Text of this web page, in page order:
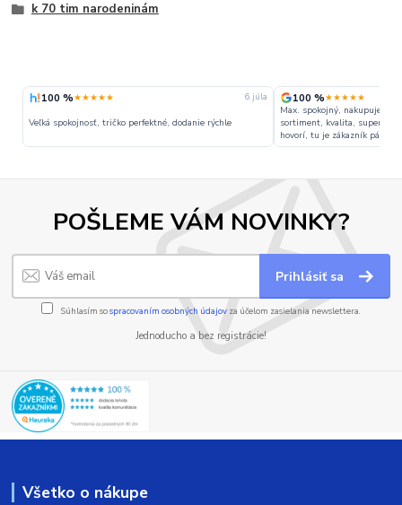
k 70 tim narodeninám
100 %★★★★★ 6. júla
Veľká spokojnosť, tričko perfektné, dodanie rýchle
100 %★★★★★
Max. spokojný, nakupujem
sortiment, kvalita, super
hovorí, tu je zákazník pánom.
POŠLEME VÁM NOVINKY?
Prihlásiť sa
Súhlasím sospracovaním osobných údajov za účelom zasielania newslettera.
Jednoducho a bez registrácie!
Všetko o nákupe